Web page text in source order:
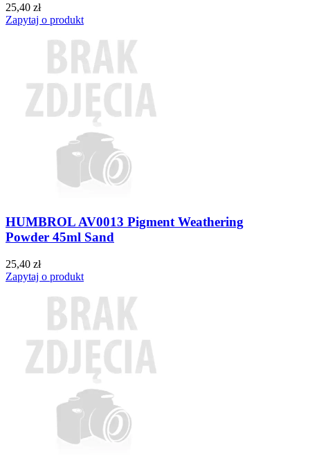
25,40 zł
Zapytaj o produkt
HUMBROL AV0013 Pigment Weathering
Powder 45ml Sand
25,40 zł
Zapytaj o produkt